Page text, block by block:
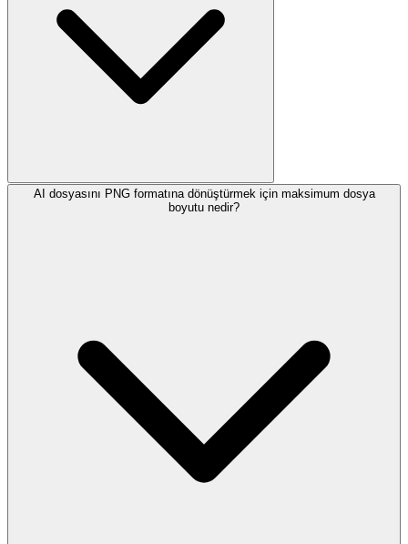
AI dosyasını PNG formatına dönüştürmek için maksimum dosya
boyutu nedir?